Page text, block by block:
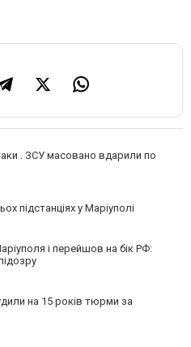
. ЗСУ масовано вдарили по
підстанціях у Маріуполі
і перейшов на бік РФ:
на 15 років тюрми за